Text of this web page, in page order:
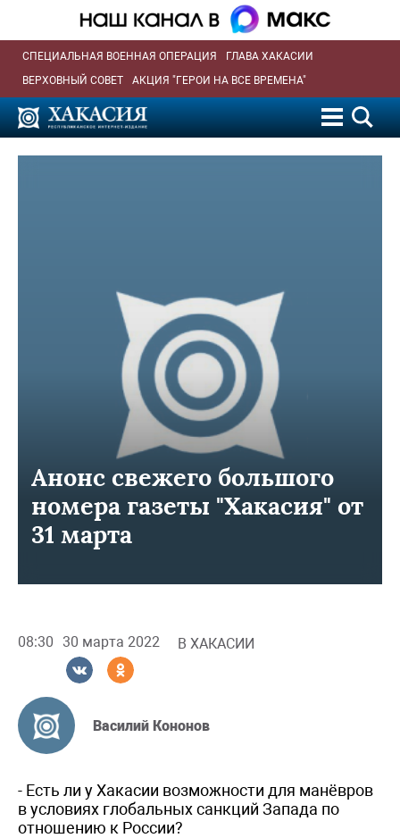
СПЕЦИАЛЬНАЯ ВОЕННАЯ ОПЕРАЦИЯ
ГЛАВА ХАКАСИИ
ВЕРХОВНЫЙ СОВЕТ
АКЦИЯ "ГЕРОИ НА ВСЕ ВРЕМЕНА"
Анонс свежего большого
номера газеты "Хакасия" от
31 марта
08:30 30 марта 2022 В ХАКАСИИ
Василий Кононов
- Есть ли у Хакасии возможности для манёвров
в условиях глобальных санкций Запада по
отношению к России?